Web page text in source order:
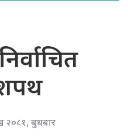
२०८१, बुधबार